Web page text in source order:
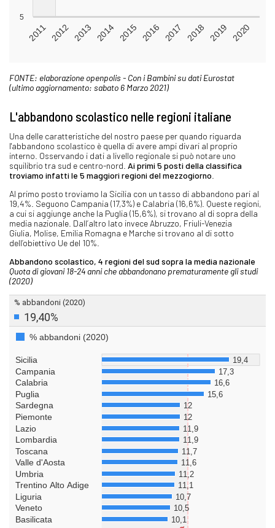
FONTE: elaborazione openpolis - Con i Bambini su dati Eurostat
(ultimo aggiornamento: sabato 6 Marzo 2021)
L'abbandono scolastico nelle regioni italiane
Una delle caratteristiche del nostro paese per quando riguarda
l'abbandono scolastico è quella di avere ampi divari al proprio
interno. Osservando i dati a livello regionale si può notare uno
squilibrio tra sud e centro-nord. Ai primi 5 posti della classifica
troviamo infatti le 5 maggiori regioni del mezzogiorno
Al primo posto troviamo la Sicilia con un tasso di abbandono pari al
19,4%. Seguono Campania (17,3%) e Calabria (16,6%). Queste regioni,
a cui si aggiunge anche la Puglia (15,6%), si trovano al di sopra della
media nazionale. Dall’altro lato invece Abruzzo, Friuli-Venezia
Giulia, Molise, Emilia Romagna e Marche si trovano al di sotto
dell’obiettivo Ue del 10%.
Abbandono scolastico, 4 regioni del sud sopra la media nazionale
Quota di giovani 18-24 anni che abbandonano prematuramente gli studi
(2020)